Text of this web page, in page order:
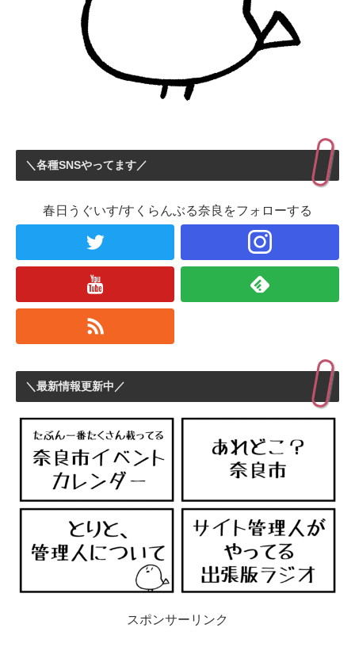
＼各種SNSやってます／
春日うぐいす/すくらんぶる奈良をフォローする
＼最新情報更新中／
スポンサーリンク